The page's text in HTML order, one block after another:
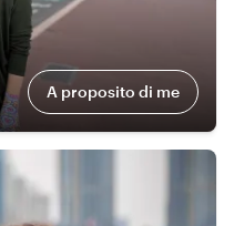
A proposito di me